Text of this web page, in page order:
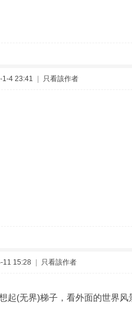
1-4 23:41 只看該作者
11 15:28 只看該作者
起(无界)梯子，看外面的世界风